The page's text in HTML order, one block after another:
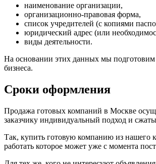
наименование организации,
организационно-правовая форма,
список учредителей (с копиями
юридический адрес (или
виды деятельности.
На основании этих данных мы
бизнеса.
Сроки оформления
Продажа готовых компаний в Москве
заказчику индивидуальный подход и
Так, купить готовую компанию из нашего
работать которое может уже с момента